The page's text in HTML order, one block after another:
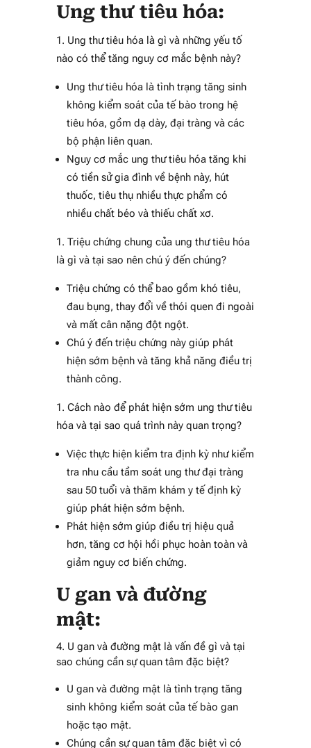
Ung thư tiêu hóa:
Ung thư tiêu hóa là gì và những yếu tố
nào có thể tăng nguy cơ mắc bệnh này?
Ung thư tiêu hóa là tình trạng tăng sinh
không kiểm soát của tế bào trong hệ
tiêu hóa, gồm dạ dày, đại tràng và các
bộ phận liên quan.
Nguy cơ mắc ung thư tiêu hóa tăng khi
có tiền sử gia đình về bệnh này, hút
thuốc, tiêu thụ nhiều thực phẩm có
nhiều chất béo và thiếu chất xơ.
Triệu chứng chung của ung thư tiêu hóa
là gì và tại sao nên chú ý đến chúng?
Triệu chứng có thể bao gồm khó tiêu,
đau bụng, thay đổi về thói quen đi ngoài
và mất cân nặng đột ngột.
Chú ý đến triệu chứng này giúp phát
hiện sớm bệnh và tăng khả năng điều trị
thành công.
Cách nào để phát hiện sớm ung thư tiêu
hóa và tại sao quá trình này quan trọng?
Việc thực hiện kiểm tra định kỳ như kiểm
tra nhu cầu tầm soát ung thư đại tràng
sau 50 tuổi và thăm khám y tế định kỳ
giúp phát hiện sớm bệnh.
Phát hiện sớm giúp điều trị hiệu quả
hơn, tăng cơ hội hồi phục hoàn toàn và
giảm nguy cơ biến chứng.
U gan và đường
mật:
4. U gan và đường mật là vấn đề gì và tại
sao chúng cần sự quan tâm đặc biệt?
U gan và đường mật là tình trạng tăng
sinh không kiểm soát của tế bào gan
hoặc tạo mật.
Chúng cần sự quan tâm đặc biệt vì có